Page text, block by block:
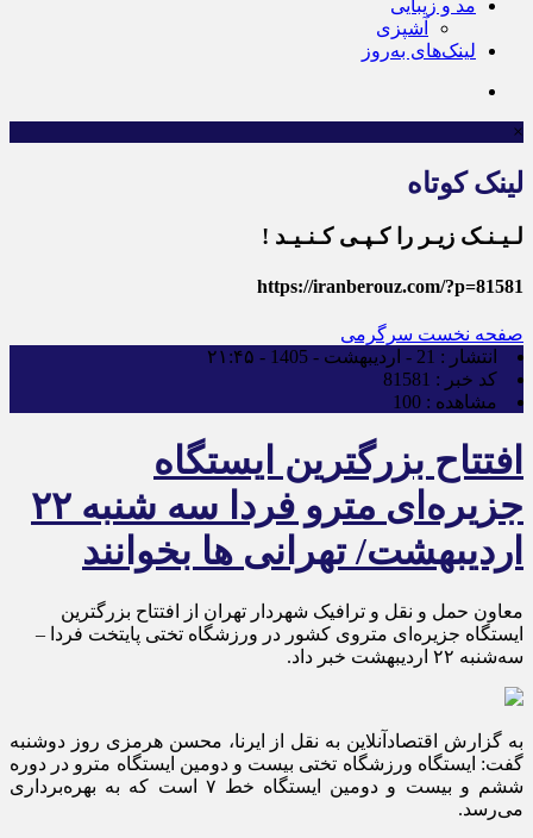
مد و زیبایی
آشپزی
لینک‌های به‌روز
×
لینک کوتاه
لـیـنـک زیـر را کـپـی کـنـیـد !
https://iranberouz.com/?p=81581
صفحه نخست سرگرمی
انتشار : 21 - اردیبهشت - 1405 - ۲۱:۴۵
کد خبر : 81581
مشاهده : 100
افتتاح بزرگترین ایستگاه
جزیره‌ای مترو فردا سه شنبه ۲۲
اردیبهشت/ تهرانی ها بخوانند
معاون حمل و نقل و ترافیک شهردار تهران از افتتاح بزرگترین
ایستگاه جزیره‌ای متروی کشور در ورزشگاه تختی پایتخت فردا –
سه‌شنبه ۲۲ اردیبهشت خبر داد.
به گزارش اقتصادآنلاین به نقل از ایرنا، محسن هرمزی روز دوشنبه
گفت: ایستگاه ورزشگاه تختی بیست و دومین ایستگاه مترو در دوره
ششم و بیست و دومین ایستگاه خط ۷ است که به بهره‌برداری
می‌رسد.